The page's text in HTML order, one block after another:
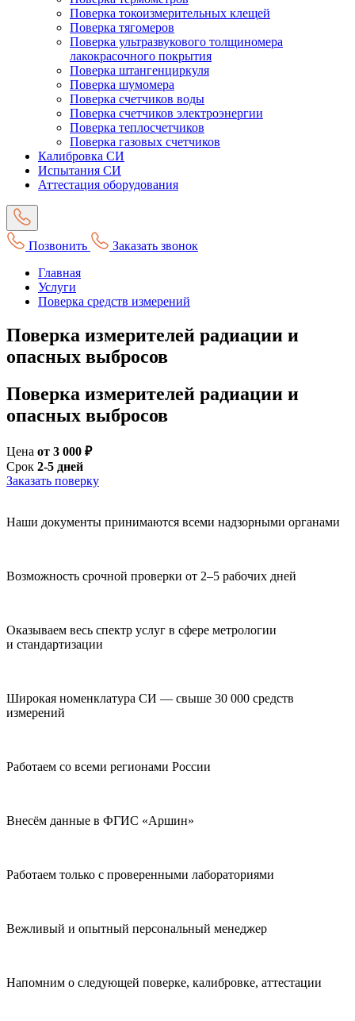
Поверка токоизмерительных клещей
Поверка тягомеров
Поверка ультразвукового толщиномера
лакокрасочного покрытия
Поверка штангенциркуля
Поверка шумомера
Поверка счетчиков воды
Поверка счетчиков электроэнергии
Поверка теплосчетчиков
Поверка газовых счетчиков
Калибровка СИ
Испытания СИ
Аттестация оборудования
Позвонить
Заказать звонок
Главная
Услуги
Поверка средств измерений
Поверка измерителей радиации и
опасных выбросов
Поверка измерителей радиации и
опасных выбросов
Цена от 3 000 ₽
Срок 2-5 дней
Заказать поверку
Наши документы принимаются всеми надзорными органами
Возможность срочной проверки от 2–5 рабочих дней
Оказываем весь спектр услуг в сфере метрологии
и стандартизации
Широкая номенклатура СИ — свыше 30 000 средств
измерений
Работаем со всеми регионами России
Внесём данные в ФГИС «Аршин»
Работаем только с проверенными лабораториями
Вежливый и опытный персональный менеджер
Напомним о следующей поверке, калибровке, аттестации